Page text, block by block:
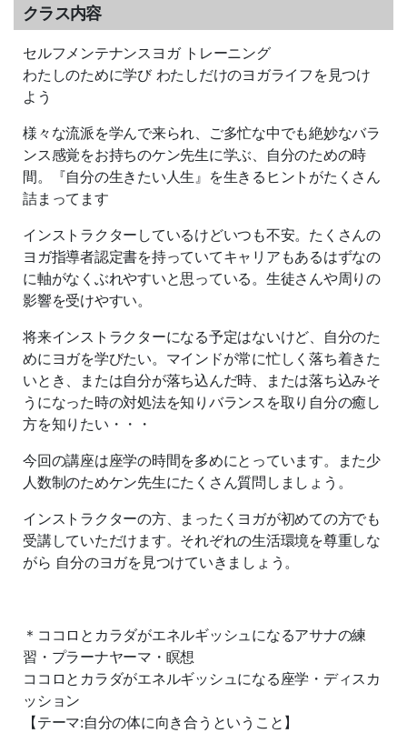
クラス内容
セルフメンテナンスヨガ トレーニング
わたしのために学び わたしだけのヨガライフを見つけ
よう
様々な流派を学んで来られ、ご多忙な中でも絶妙なバラ
ンス感覚をお持ちのケン先生に学ぶ、自分のための時
間。『自分の生きたい人生』を生きるヒントがたくさん
詰まってます
インストラクターしているけどいつも不安。たくさんの
ヨガ指導者認定書を持っていてキャリアもあるはずなの
に軸がなくぶれやすいと思っている。生徒さんや周りの
影響を受けやすい。
将来インストラクターになる予定はないけど、自分のた
めにヨガを学びたい。マインドが常に忙しく落ち着きた
いとき、または自分が落ち込んだ時、または落ち込みそ
うになった時の対処法を知りバランスを取り自分の癒し
方を知りたい・・・
今回の講座は座学の時間を多めにとっています。また少
人数制のためケン先生にたくさん質問しましょう。
インストラクターの方、まったくヨガが初めての方でも
受講していただけます。それぞれの生活環境を尊重しな
がら 自分のヨガを見つけていきましょう。
＊ココロとカラダがエネルギッシュになるアサナの練
習・プラーナヤーマ・瞑想
ココロとカラダがエネルギッシュになる座学・ディスカ
ッション
【テーマ:自分の体に向き合うということ】